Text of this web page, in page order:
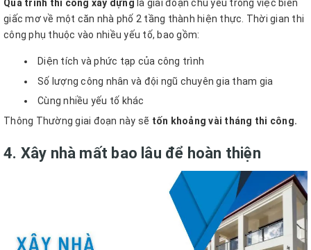
Quá trình thi công xây dựng là giai đoạn chủ yếu trong việc biến
giấc mơ về một căn nhà phố 2 tầng thành hiện thực. Thời gian thi
công phụ thuộc vào nhiều yếu tố, bao gồm:
Diện tích và phức tạp của công trình
Số lượng công nhân và đội ngũ chuyên gia tham gia
Cùng nhiều yếu tố khác
Thông Thường giai đoạn này sẽ tốn khoảng vài tháng thi công.
4. Xây nhà mất bao lâu để hoàn thiện